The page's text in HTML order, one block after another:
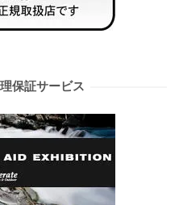
保証サービス